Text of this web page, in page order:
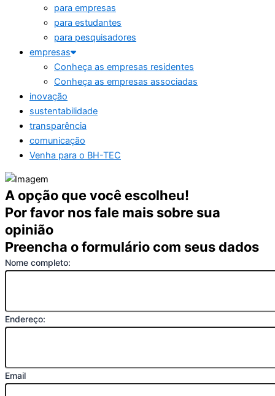
para empresas
para estudantes
para pesquisadores
empresas
Conheça as empresas residentes
Conheça as empresas associadas
inovação
sustentabilidade
transparência
comunicação
Venha para o BH-TEC
A opção que você escolheu!
Por favor nos fale mais sobre sua
opinião
Preencha o formulário com seus dados
Nome completo:
Endereço:
Email